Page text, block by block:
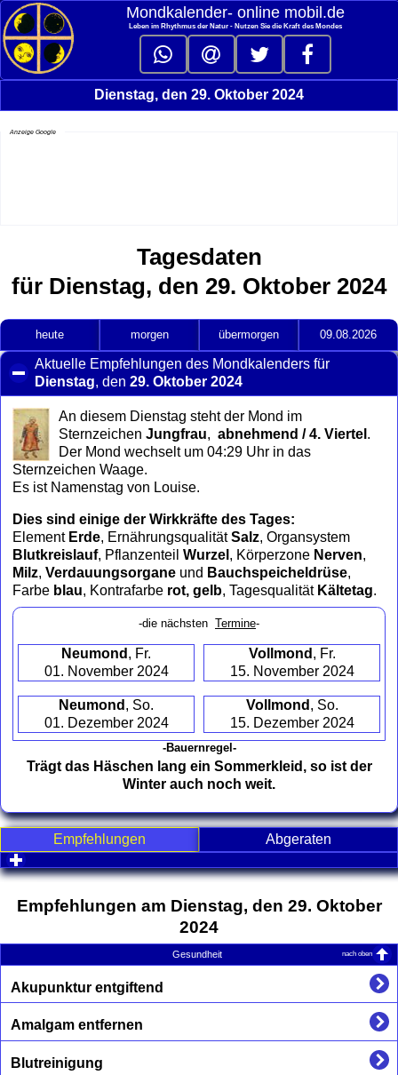
Mondkalender‑ online mobil.de
Leben im Rhythmus der Natur - Nutzen Sie die Kraft des Mondes
Dienstag, den 29. Oktober 2024
Anzeige Google
Tagesdaten
für Dienstag, den 29. Oktober 2024
heute morgen übermorgen 09.08.2026
Aktuelle Empfehlungen des Mondkalenders für
Dienstag, den29. Oktober 2024
to
collapse
contents
An diesem Dienstag steht der Mond im
Sternzeichen Jungfrau, abnehmend / 4. Viertel .
Der Mond wechselt um 04:29 Uhr in das
Sternzeichen Waage.
Es ist Namenstag von Louise.
Dies sind einige der Wirkkräfte des Tages:
Element Erde, ErnährungsqualitätSalz, Organsystem
Blutkreislauf, Pflanzenteil Wurzel , Körperzone Nerven,
Milz, Verdauungsorgane und Bauchspeicheldrüse,
Farbe blau, Kontrafarbe rot, gelb, Tagesqualität Kältetag.
-die nächsten Termine-
Neumond , Fr.
01. November 2024
Vollmond , Fr.
15. November 2024
Neumond , So.
01. Dezember 2024
Vollmond , So.
15. Dezember 2024
-Bauernregel-
Trägt das Häschen lang ein Sommerkleid, so ist der
Winter auch noch weit.
Empfehlungen
Abgeraten
click to expand contents
Empfehlungen am Dienstag, den 29. Oktober
2024
Gesundheit nach oben
Akupunktur entgiftend
Amalgam entfernen
Blutreinigung